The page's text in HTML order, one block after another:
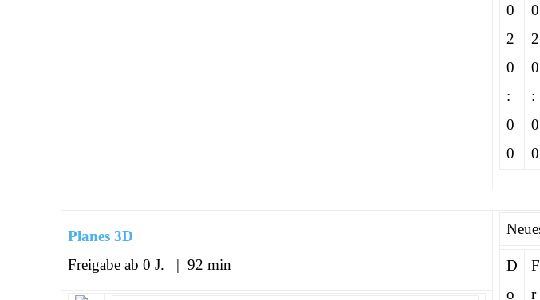
0
2
0
:
0
0
0
2
0
:
0
0
Planes 3D
Freigabe ab 0 J. | 92 min
D
o
F
r